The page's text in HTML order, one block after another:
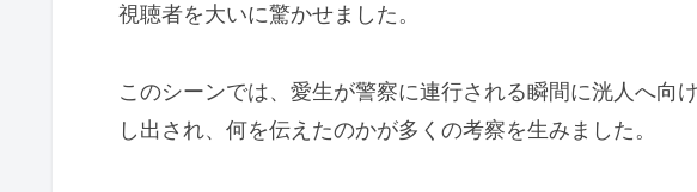
視聴者を大いに驚かせました。
このシーンでは、愛生が警察に連行される瞬間に洸人へ向
し出され、何を伝えたのかが多くの考察を生みました。